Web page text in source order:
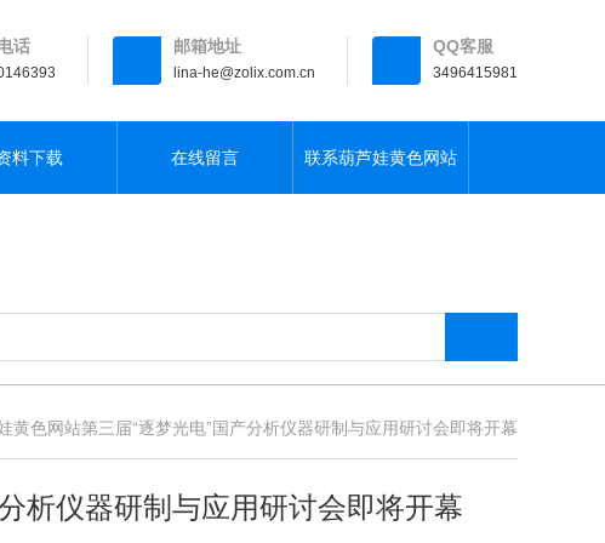
话
邮箱地址
lina-he@zolix.com.cn
QQ客服
3496415981
料下载 在线留言 联系葫芦娃黄色网站
黄色网站第三届“逐梦光电”国产分析仪器研制与应用研讨会即将开幕
析仪器研制与应用研讨会即将开幕